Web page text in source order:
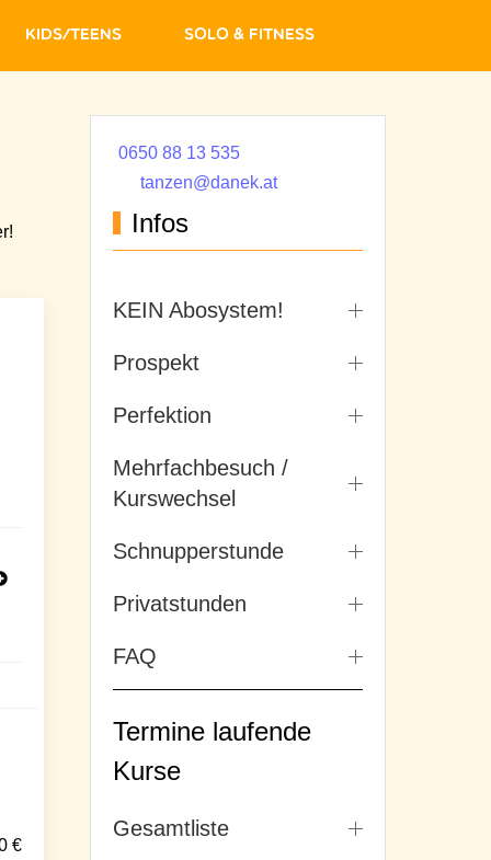
Kids/Teens Solo & Fitness
€
0650 88 13 535
tanzen@danek.at
Infos
KEIN Abosystem!
Prospekt
Perfektion
Mehrfachbesuch /
Kurswechsel
Schnupperstunde
Privatstunden
FAQ
Termine laufende
Kurse
Gesamtliste